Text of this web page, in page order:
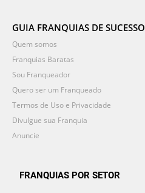
GUIA FRANQUIAS DE SUCESSO
Quem somos
Franquias Baratas
Sou Franqueador
Quero ser um Franqueado
Termos de Uso e Privacidade
Divulgue sua Franquia
Anuncie
FRANQUIAS POR SETOR